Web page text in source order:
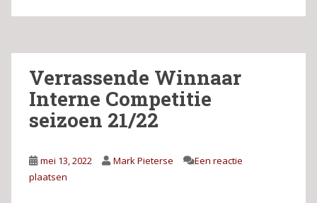
Verrassende Winnaar
Interne Competitie
seizoen 21/22
mei 13, 2022 Mark Pieterse
Een reactie
plaatsen